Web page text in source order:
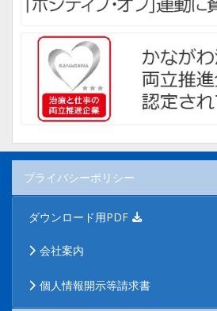
プライバシーポリシー
ダウンロード用PDF
会社案内
個人情報開示等請求書